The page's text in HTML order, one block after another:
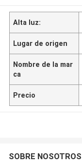
Alta luz:
Lugar de origen
Nombre de la mar
ca
Precio
SOBRE NOSOTROS